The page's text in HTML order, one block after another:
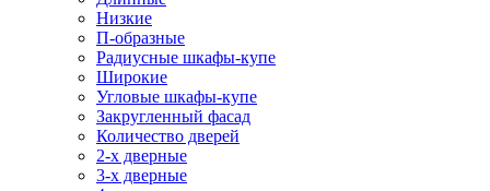
Низкие
П-образные
Радиусные шкафы-купе
Широкие
Угловые шкафы-купе
Закругленный фасад
Количество дверей
2-х дверные
3-х дверные